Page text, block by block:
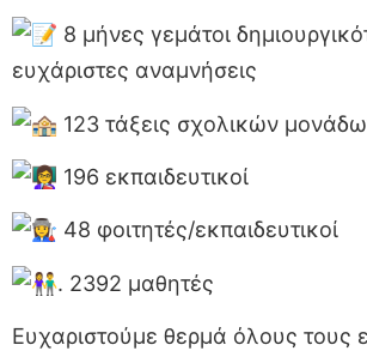
8 μήνες γεμάτοι
ευχάριστες αναμνήσεις
123 τάξεις σχολικών
196 εκπαιδευτικοί
48 φοιτητές/εκπαιδευτικοί
. 2392 μαθητές
Ευχαριστούμε θερμά όλους τους